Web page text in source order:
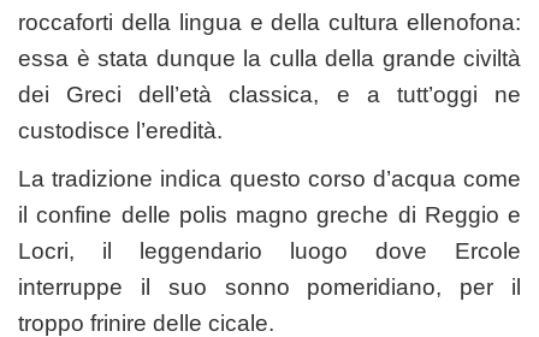
roccaforti della lingua e della cultura ellenofona:
essa è stata dunque la culla della grande civiltà
dei Greci dell’età classica, e a tutt’oggi ne
custodisce l’eredità.
La tradizione indica questo corso d’acqua come
il confine delle polis magno greche di Reggio e
Locri, il leggendario luogo dove Ercole
interruppe il suo sonno pomeridiano, per il
troppo frinire delle cicale.